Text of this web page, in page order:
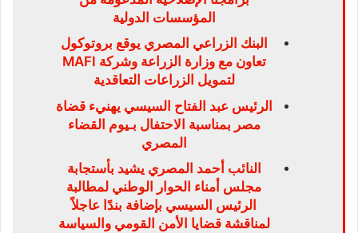
المؤسسات الدولية
البنك الزراعي المصري يوقع بروتوكول
تعاون مع وزارة الزراعة وشركة MAFI
لتمويل الزراعات التعاقدية
الرئيس عبد الفتاح السيسي يهنيء قضاة
مصر بمناسبة الاحتفال بـيوم القضاء
المصري
النائب أحمد المصري يشيد بأستجابة
مجلس أمناء الحوار الوطني لمطالبة
الرئيس السيسي بإضافة بندًا عاجلاً
لمناقشة قضايا الأمن القومي والسياسة